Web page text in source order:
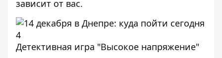
зависит от вас.
Детективная игра "Высокое напряжение"